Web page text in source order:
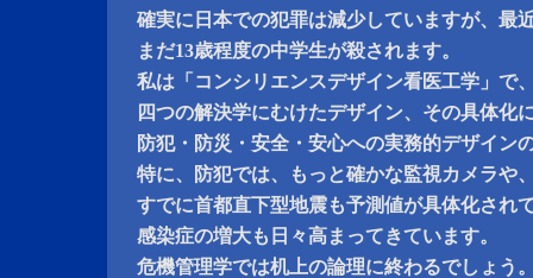
確実に日本での犯罪は減少していますが、最
まだ13歳程度の中学生が殺されます。
私は「コンシリエンスデザイン看医工学」で
四つの解決学にむけたデザイン、その具体化
防犯・防災・安全・安心への実務的デザイン
特に、防犯では、もっと確かな監視カメラや
すでに首都直下型地震も予測値が具体化され
感染症の増大も日々高まってきています。
危機管理学では机上の論理に終わるでしょう